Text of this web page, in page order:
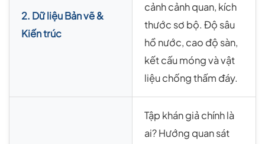
2. Dữ liệu Bản vẽ &
Kiến trúc
cảnh cảnh quan, kích
thước sơ bộ. Độ sâu
hồ nước, cao độ sàn,
kết cấu móng và vật
liệu chống thấm đáy.
Tập khán giả chính là
ai? Hướng quan sát